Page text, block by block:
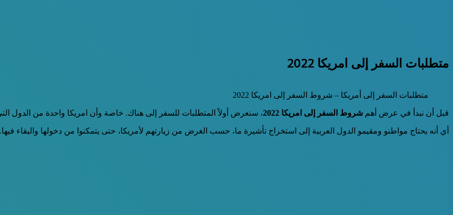
متطلبات السفر إلى امريكا 2022
متطلبات السفر إلى أمريكا – شروط السفر إلى امريكا 2022
قبل أن نبدأ في عرض أهم شروط السفر إلى امريكا 2022 ، سنعرض أولاً المتطلبات للسفر إلى هناك. خاصة وأن امريكا واحدة من الدول التي
أي أنه يحتاج مواطنو ومقيمو الدول العربية إلى استخراج تأشيرة ما، حسب الغرض من زيارتهم لأمريكا، حتى يتمكنوا من دخولها والبقاء فيها.